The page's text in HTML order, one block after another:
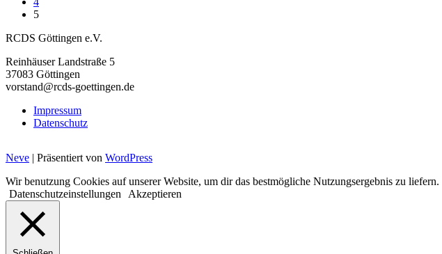
5
RCDS Göttingen e.V.
Reinhäuser Landstraße 5
37083 Göttingen
vorstand@rcds-goettingen.de
Impressum
Datenschutz
Neve | Präsentiert von WordPress
Wir benutzung Cookies auf unserer Website, um dir das bestmögliche Nutzungsergebnis zu
Datenschutzeinstellungen
Akzeptieren